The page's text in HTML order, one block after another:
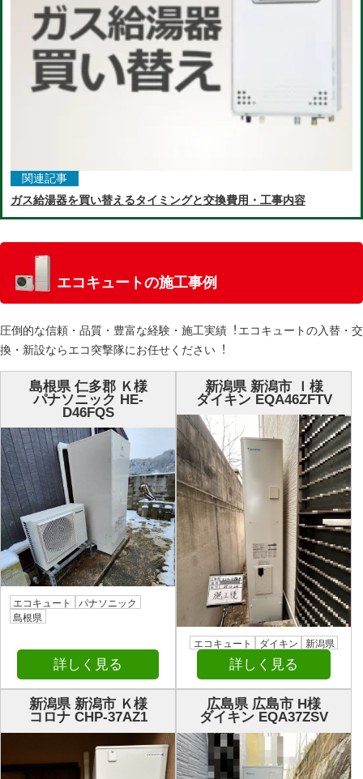
関連記事
ガス給湯器を買い替えるタイミングと交換費用・工事内容
エコキュートの施工事例
圧倒的な信頼・品質・豊富な経験・施⼯実績︕エコキュートの⼊替・交
換・新設ならエコ突撃隊にお任せください︕
島根県 仁多郡 Ｋ様
パナソニック HE-
D46FQS
エコキュート
パナソニック
島根県
詳しく見る
新潟県 新潟市 Ｉ様
ダイキン EQA46ZFTV
エコキュート ダイキン 新潟県
詳しく見る
新潟県 新潟市 Ｋ様
コロナ CHP-37AZ1
広島県 広島市 H様
ダイキン EQA37ZSV